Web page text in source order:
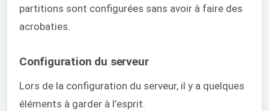
partitions sont configurées sans avoir à faire des
acrobaties.
Configuration du serveur
Lors de la configuration du serveur, il y a quelques
éléments à garder à l’esprit.